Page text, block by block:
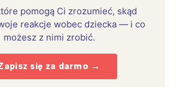
pomogą Ci zrozumieć, skąd
reakcje wobec dziecka — i co
możesz z nimi zrobić.
się za darmo →